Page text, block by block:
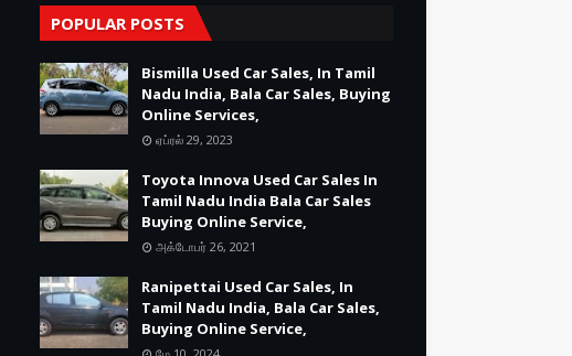
POPULAR POSTS
Bismilla Used Car Sales, In Tamil
Nadu India, Bala Car Sales, Buying
Online Services,
ஏப்ரல் 29, 2023
Toyota Innova Used Car Sales In
Tamil Nadu India Bala Car Sales
Buying Online Service,
அக்டோபர் 26, 2021
Ranipettai Used Car Sales, In
Tamil Nadu India, Bala Car Sales,
Buying Online Service,